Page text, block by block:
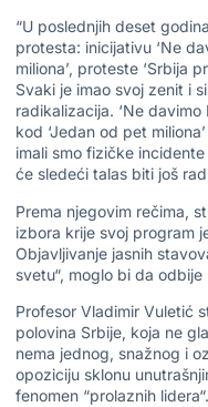
“U poslednjih deset
protesta: inicijativu ‘Ne
miliona’, proteste ‘Srbija
Svaki je imao svoj zenit i
radikalizacija. ‘Ne
kod ‘Jedan od pet
imali smo fizičke
će sledeći talas biti još
Prema njegovim rečima,
izbora krije svoj program
Objavljivanje jasnih
svetu“, moglo bi da
Profesor Vladimir Vuletić
polovina Srbije, koja ne
nema jednog, snažnog i
opoziciju sklonu
fenomen “prolaznih lidera“.